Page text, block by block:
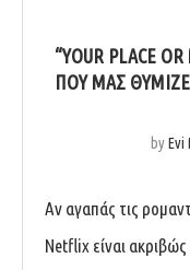
“YOUR PLACE
ΠΟΥ ΜΑΣ
byEvi
Αν αγαπάς τις
Netflix είναι